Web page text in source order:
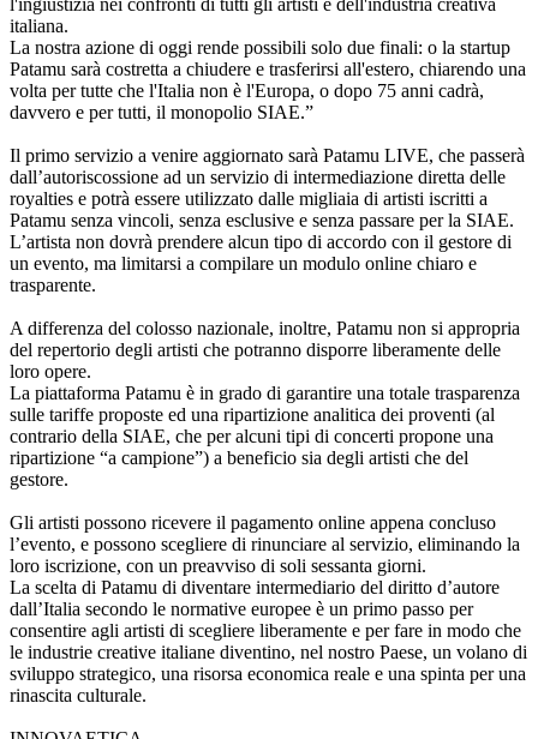
italiana.
La nostra azione di oggi rende possibili solo due finali: o la startup
Patamu sarà costretta a chiudere e trasferirsi all'estero, chiarendo una
volta per tutte che l'Italia non è l'Europa, o dopo 75 anni cadrà,
davvero e per tutti, il monopolio SIAE.”
Il primo servizio a venire aggiornato sarà Patamu LIVE, che passerà
dall’autoriscossione ad un servizio di intermediazione diretta delle
royalties e potrà essere utilizzato dalle migliaia di artisti iscritti a
Patamu senza vincoli, senza esclusive e senza passare per la SIAE.
L’artista non dovrà prendere alcun tipo di accordo con il gestore di
un evento, ma limitarsi a compilare un modulo online chiaro e
trasparente.
A differenza del colosso nazionale, inoltre, Patamu non si appropria
del repertorio degli artisti che potranno disporre liberamente delle
loro opere.
La piattaforma Patamu è in grado di garantire una totale trasparenza
sulle tariffe proposte ed una ripartizione analitica dei proventi (al
contrario della SIAE, che per alcuni tipi di concerti propone una
ripartizione “a campione”) a beneficio sia degli artisti che del
gestore.
Gli artisti possono ricevere il pagamento online appena concluso
l’evento, e possono scegliere di rinunciare al servizio, eliminando la
loro iscrizione, con un preavviso di soli sessanta giorni.
La scelta di Patamu di diventare intermediario del diritto d’autore
dall’Italia secondo le normative europee è un primo passo per
consentire agli artisti di scegliere liberamente e per fare in modo che
le industrie creative italiane diventino, nel nostro Paese, un volano di
sviluppo strategico, una risorsa economica reale e una spinta per una
rinascita culturale.